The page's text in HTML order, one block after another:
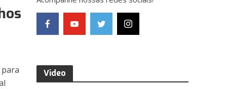
Video